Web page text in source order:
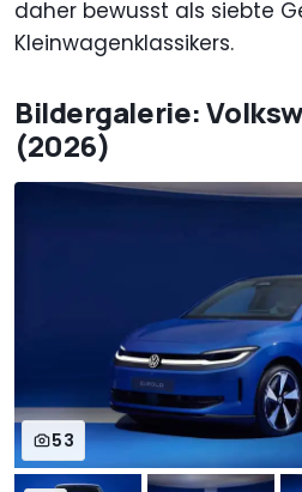
daher bewusst als siebte
Kleinwagenklassikers.
Bildergalerie:
(2026)
53